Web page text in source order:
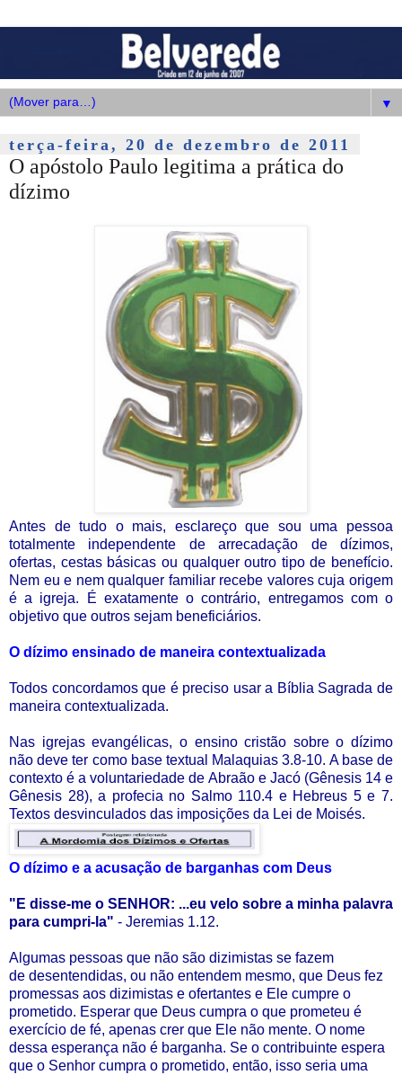
▼
terça-feira, 20 de dezembro de 2011
O apóstolo Paulo legitima a prática do
dízimo
Antes de tudo o mais, esclareço que sou uma pessoa
totalmente independente de arrecadação de dízimos,
ofertas, cestas básicas ou qualquer outro tipo de benefício.
Nem eu e nem qualquer familiar recebe valores cuja origem
é a igreja. É exatamente o contrário, entregamos com o
objetivo que outros sejam beneficiários.
O dízimo ensinado de maneira contextualizada
Todos concordamos que é preciso usar a Bíblia Sagrada de
maneira contextualizada.
Nas igrejas evangélicas, o ensino cristão sobre o dízimo
não deve ter como base textual Malaquias 3.8-10. A base de
contexto é a voluntariedade de Abraão e Jacó (Gênesis 14 e
Gênesis 28), a profecia no Salmo 110.4 e Hebreus 5 e 7.
Textos desvinculados das imposições da Lei de Moisés.
O dízimo e a acusação de barganhas com Deus
"E disse-me o SENHOR: ...eu velo sobre a minha palavra
para cumpri-la" - Jeremias 1.12.
Algumas pessoas que não são dizimistas se fazem
de desentendidas, ou não entendem mesmo, que Deus fez
promessas aos dizimistas e ofertantes e Ele cumpre o
prometido. Esperar que Deus cumpra o que prometeu é
exercício de fé, apenas crer que Ele não mente. O nome
dessa esperança não é barganha. Se o contribuinte espera
que o Senhor cumpra o prometido, então, isso seria uma